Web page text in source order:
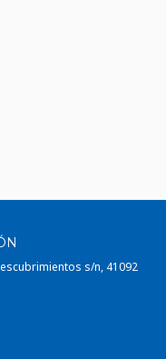
s/n, 41092